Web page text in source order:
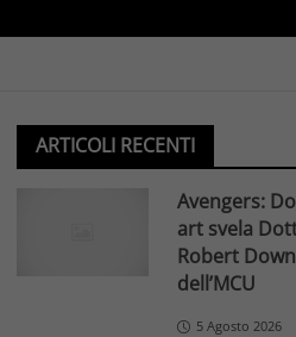
ARTICOLI RECENTI
Avengers:
art svela
Robert
dell’MCU
5 Agosto 2026